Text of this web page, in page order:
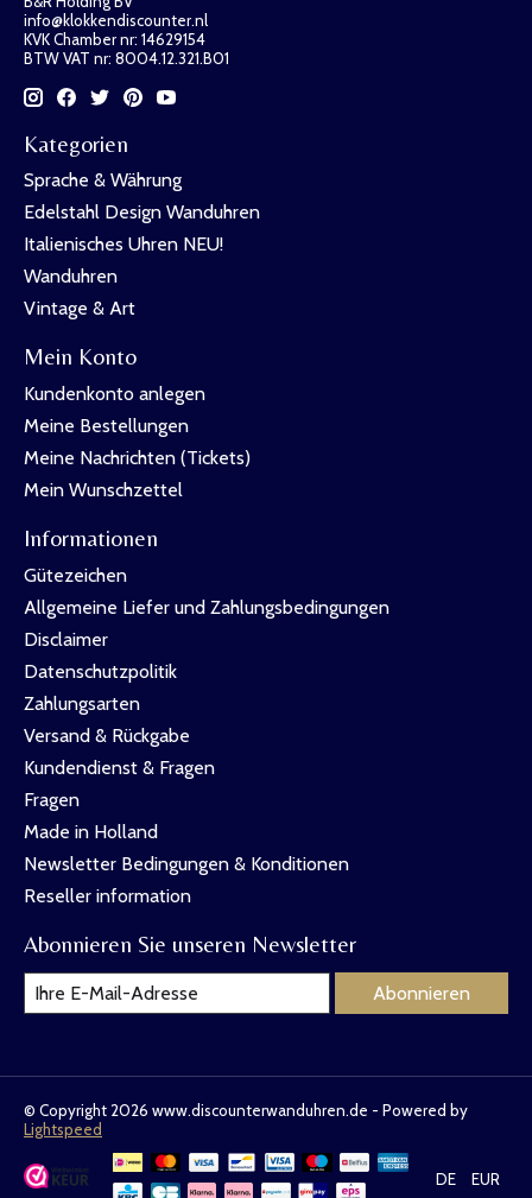
info@klokkendiscounter.nl
KVK Chamber nr: 14629154
BTW VAT nr: 8004.12.321.B01
Kategorien
Sprache & Währung
Edelstahl Design Wanduhren
Italienisches Uhren NEU!
Wanduhren
Vintage & Art
Mein Konto
Kundenkonto anlegen
Meine Bestellungen
Meine Nachrichten (Tickets)
Mein Wunschzettel
Informationen
Gütezeichen
Allgemeine Liefer und Zahlungsbedingungen
Disclaimer
Datenschutzpolitik
Zahlungsarten
Versand & Rückgabe
Kundendienst & Fragen
Fragen
Made in Holland
Newsletter Bedingungen & Konditionen
Reseller information
Abonnieren Sie unseren Newsletter
Abonnieren
© Copyright 2026 www.discounterwanduhren.de - Powered by
Lightspeed
DE EUR